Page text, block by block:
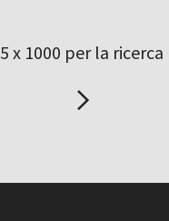
5 x 1000 per la ricerca